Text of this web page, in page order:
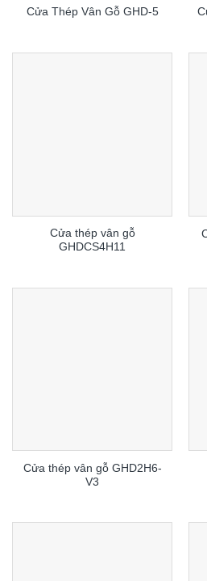
Cửa Thép Vân Gỗ GHD-5
Cửa thép vân gỗ
GHDCS4H11
Cửa thép vân gỗ GHD2H6-
V3